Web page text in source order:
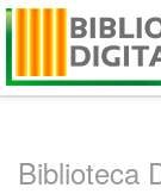
Skip
Biblioteca